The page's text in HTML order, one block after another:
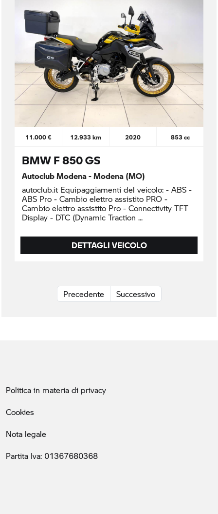
11.000 € 12.933 km 2020 853 cc
BMW F 850 GS
Autoclub Modena - Modena (MO)
autoclub.it Equipaggiamenti del veicolo: - ABS -
ABS Pro - Cambio elettro assistito PRO -
Cambio elettro assistito Pro - Connectivity TFT
Display - DTC (Dynamic Traction
DETTAGLI VEICOLO
Precedente Successivo
Politica in materia di privacy
Cookies
Nota legale
Partita Iva: 01367680368